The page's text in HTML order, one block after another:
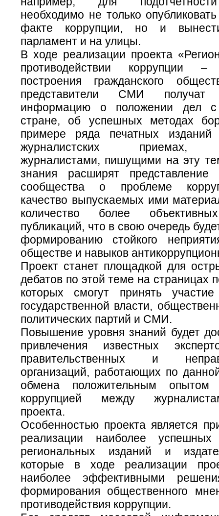
необходимо не только
факте коррупции, но и
парламент и на улицы.
В ходе реализации проекта
противодействии коррупции
построения гражданского
представители СМИ получат
информацию о положении дел с
стране, об успешных методах
примере ряда печатных
журналистских приемах,
журналистами, пишущими на эту
знания расширят представление
сообщества о проблеме
качество выпускаемых ими
количество более
публикаций, что в свою очередь
формированию стойкого
обществе и навыков
Проект станет площадкой для
дебатов по этой теме на страницах
которых смогут принять участие
государственной власти,
политических партий и СМИ.
Повышение уровня знаний будет
привлечения известных
правительственных и
организаций, работающих по
обмена положительным
коррупцией между
проекта.
Особенностью проекта является
реализации наиболее успешных
региональных изданий и
которые в ходе реализации
наиболее эффективными
формирования общественного
противодействия коррупции.